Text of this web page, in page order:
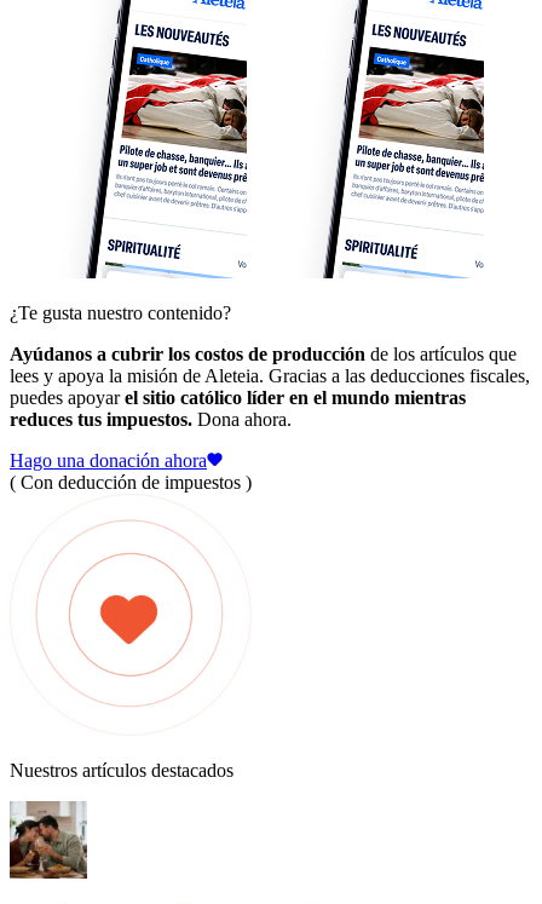
¿Te gusta nuestro contenido?
Ayúdanos a cubrir los costos de producción de los artículos que
lees y apoya la misión de Aleteia. Gracias a las deducciones fiscales,
puedes apoyarel sitio católico líder en el mundo mientras
reduces tus impuestos. Dona ahora.
Hago una donación ahora
( Con deducción de impuestos )
Nuestros artículos destacados